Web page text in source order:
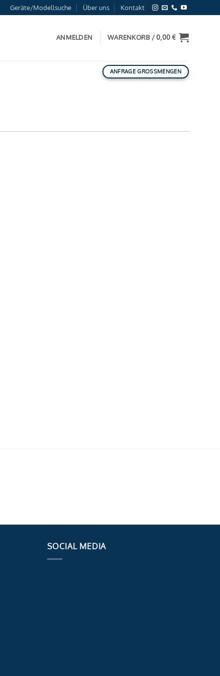
Geräte/Modellsuche Über uns Kontakt
ANMELDEN WARENKORB /0,00€
ANFRAGE GROSSMENGEN
SOCIAL MEDIA